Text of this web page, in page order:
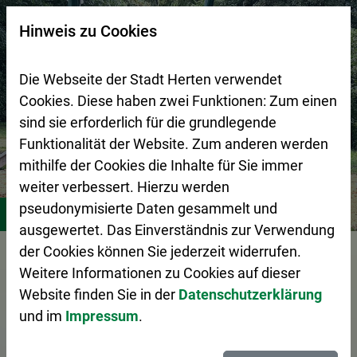
Zur Startseite (Schnelltaste 0)
Zum Seitenanfang springen (Schnelltaste A)
Zur Navigation/Menü springen (Schnelltaste M)
Zur Suche springen (Schnelltaste 8)
Zum Inhalt springen (Schnelltaste I)
Zum Fußbereich springen (Schnelltaste Z)
Stadtleben Freizeitangebote für Kids und Teens
Vorlesen
Suchseite mit Schnellsuche
Hinweis zu Cookies
Die Webseite der Stadt Herten verwendet
Cookies. Diese haben zwei Funktionen: Zum einen
sind sie erforderlich für die grundlegende
Funktionalität der Website. Zum anderen werden
mithilfe der Cookies die Inhalte für Sie immer
weiter verbessert. Hierzu werden
pseudonymisierte Daten gesammelt und
ausgewertet. Das Einverständnis zur Verwendung
der Cookies können Sie jederzeit widerrufen.
Weitere Informationen zu Cookies auf dieser
Website finden Sie in der Datenschutzerklärung
und im Impressum.